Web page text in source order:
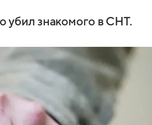
убил знакомого в СНТ.